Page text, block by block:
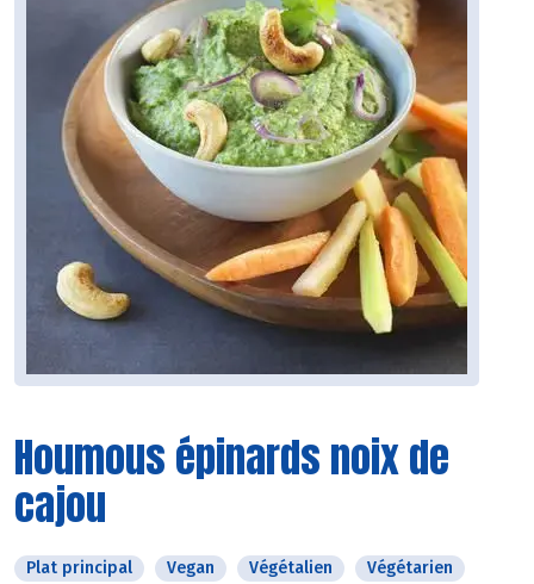
Houmous épinards noix de
cajou
Plat principal Vegan Végétalien
Végétarien